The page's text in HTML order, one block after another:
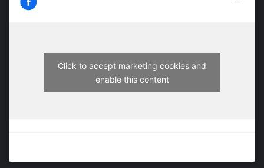
Click to accept marketing cookies and
enable this content